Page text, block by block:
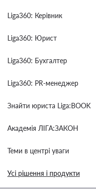
Liga360: Керівник
Liga360: Юрист
Liga360: Бухгалтер
Liga360: PR-менеджер
Знайти юриста Liga:BOOK
Академія ЛІГА:ЗАКОН
Теми в центрі уваги
Усі рішення і продукти